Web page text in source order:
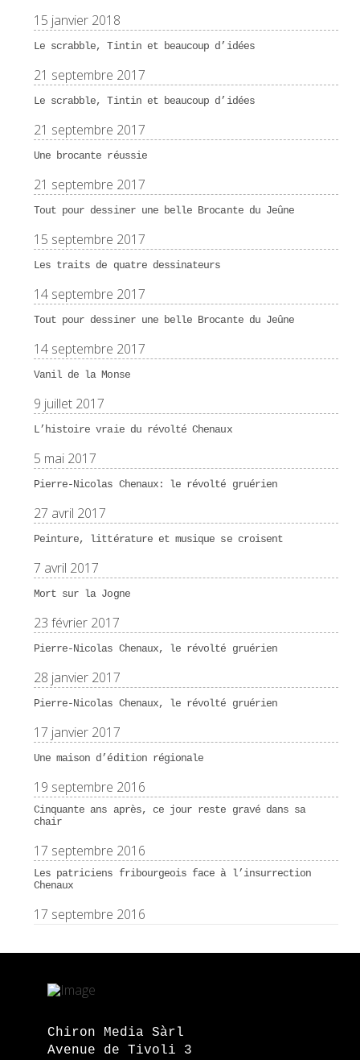
15 janvier 2018
Le scrabble, Tintin et beaucoup d’idées
21 septembre 2017
Le scrabble, Tintin et beaucoup d’idées
21 septembre 2017
Une brocante réussie
21 septembre 2017
Tout pour dessiner une belle Brocante du Jeûne
15 septembre 2017
Les traits de quatre dessinateurs
14 septembre 2017
Tout pour dessiner une belle Brocante du Jeûne
14 septembre 2017
Vanil de la Monse
9 juillet 2017
L’histoire vraie du révolté Chenaux
5 mai 2017
Pierre-Nicolas Chenaux: le révolté gruérien
27 avril 2017
Peinture, littérature et musique se croisent
7 avril 2017
Mort sur la Jogne
23 février 2017
Pierre-Nicolas Chenaux, le révolté gruérien
28 janvier 2017
Pierre-Nicolas Chenaux, le révolté gruérien
17 janvier 2017
Une maison d’édition régionale
19 septembre 2016
Cinquante ans après, ce jour reste gravé dans sa
chair
17 septembre 2016
Les patriciens fribourgeois face à l’insurrection
Chenaux
17 septembre 2016
Chiron Media Sàrl
Avenue de Tivoli 3